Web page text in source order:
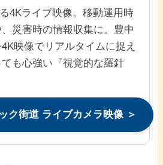
4Kライブ映像。移動運用時
災害時の情報収集に。豊中
映像でリアルタイムに捉え
も心強い『視覚的な羅針
ク街道 ライブカメラ映像 ＞